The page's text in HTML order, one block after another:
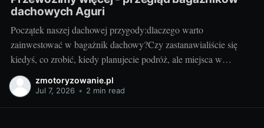
dachowych Aguri
Początek naszej dachowej przygody:dlaczego warto
zainwestować w bagażnik dachowy?Czy zastanawialiście się
kiedyś, co zrobić, kiedy planujecie podróż, ale miejsca w
bagażniku samochodowym zaczyna brakować? Rozwiązaniem
może być bagażnik dachowy! To praktyczny dodatek do
zmotoryzowanie.pl
Jul 7, 2026 • 2 min read